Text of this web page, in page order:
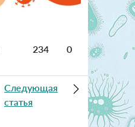
234 0
Следующая
статья